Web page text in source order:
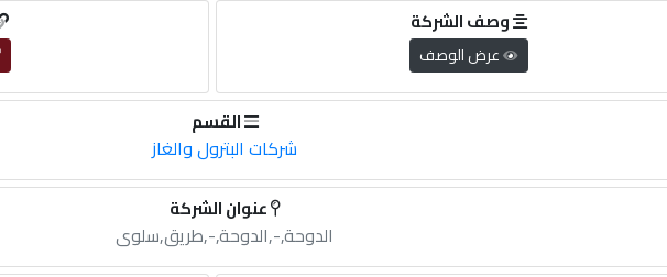
وصف الشركة
عرض الوصف
القسم
شركات البترول والغاز
عنوان الشركة
الدوحة,-,الدوحة,-,طريق,سلوى